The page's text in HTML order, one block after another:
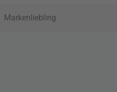
Markenliebling